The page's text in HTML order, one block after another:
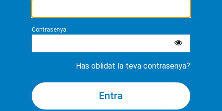
Contrasenya
Has oblidat la teva contrasenya?